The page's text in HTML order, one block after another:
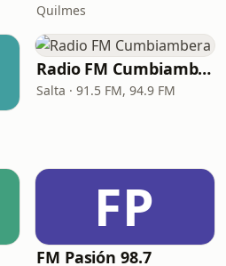
Quilmes
Radio FM Cumbiambera
Salta · 91.5 FM, 94.9 FM
FP
FM Pasión 98.7